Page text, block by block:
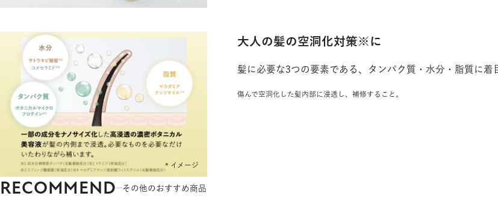
大人の髪の空洞化対策※に
髪に必要な3つの要素である、タンパク質・水分・脂質に着
傷んで空洞化した髪内部に浸透し、補修すること。
RECOMMEND その他のおすすめ商品